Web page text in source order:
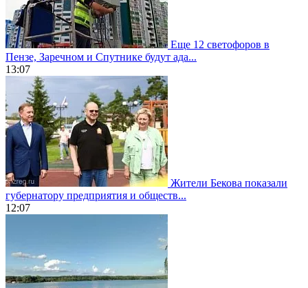
Еще 12 светофоров в
Пензе, Заречном и Спутнике будут ада...
13:07
Жители Бекова показали
губернатору предприятия и обществ...
12:07